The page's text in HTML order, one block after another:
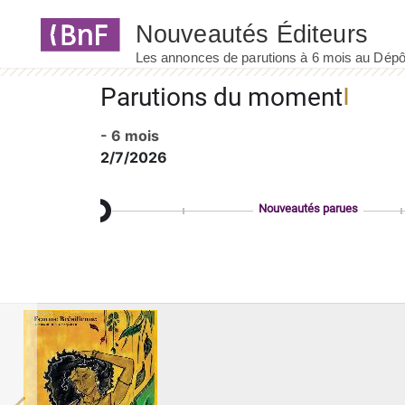
Parutions du moment
- 6 mois
2/7/2026
Nouveautés parues